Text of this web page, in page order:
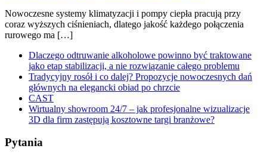
Nowoczesne systemy klimatyzacji i pompy ciepła pracują przy
coraz wyższych ciśnieniach, dlatego jakość każdego połączenia
rurowego ma […]
Dlaczego odtruwanie alkoholowe powinno być traktowane
jako etap stabilizacji, a nie rozwiązanie całego problemu
Tradycyjny rosół i co dalej? Propozycje nowoczesnych dań
głównych na elegancki obiad po chrzcie
CAST
Wirtualny showroom 24/7 – jak profesjonalne wizualizacje
3D dla firm zastępują kosztowne targi branżowe?
Pytania